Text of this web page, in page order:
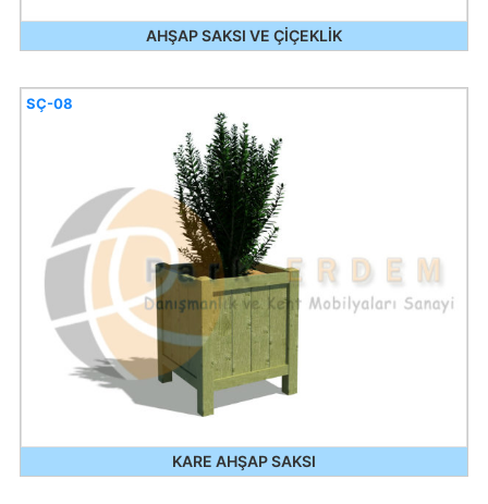
AHŞAP SAKSI VE ÇİÇEKLİK
KARE AHŞAP SAKSI
SÇ-08